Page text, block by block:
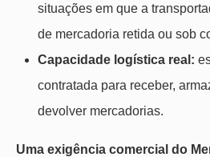
situações em que a
de mercadoria retida ou sob
Capacidade logística real:
contratada para receber,
devolver mercadorias.
Uma exigência comercial do